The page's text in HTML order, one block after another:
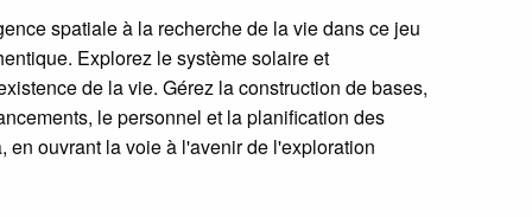
spatiale à la recherche de la vie dans ce jeu
Explorez le système solaire et
de la vie. Gérez la construction de bases,
le personnel et la planification des
en ouvrant la voie à l'avenir de l'exploration